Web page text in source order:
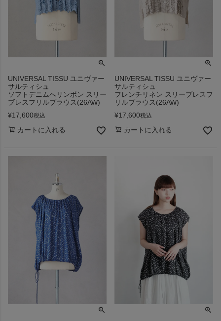
UNIVERSAL TISSU ユニヴァー
サルティシュ
ソフトデニムへリンボン スリー
ブレスフリルブラウス(26AW)
¥17,600税込
カートに入れる
UNIVERSAL TISSU ユニヴァー
サルティシュ
フレンチリネン スリーブレスフ
リルブラウス(26AW)
¥17,600税込
カートに入れる